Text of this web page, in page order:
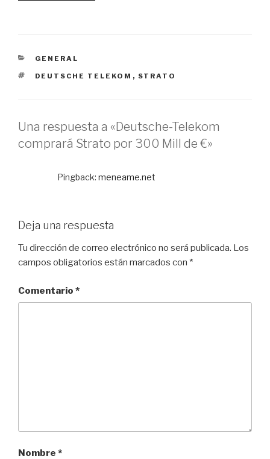
CATEGORÍAS
GENERAL
ETIQUETAS
DEUTSCHE TELEKOM , STRATO
Una respuesta a «Deutsche-Telekom
comprará Strato por 300 Mill de €»
Pingback: meneame.net
Deja una respuesta
Tu dirección de correo electrónico no será publicada. Los
campos obligatorios están marcados con *
Comentario *
Nombre *